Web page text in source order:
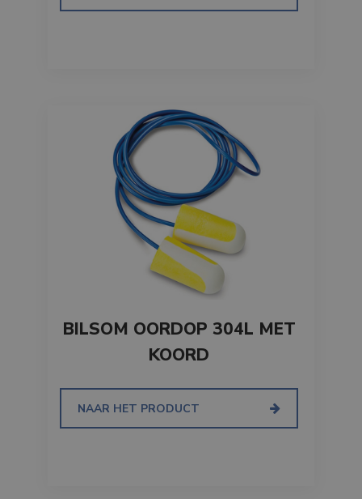
BILSOM OORDOP 304L MET
KOORD
NAAR HET PRODUCT